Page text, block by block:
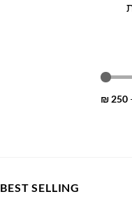
250 ₪
BEST SELLING